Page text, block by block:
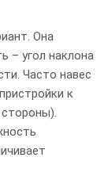
Она
– угол наклона
Часто навес
к